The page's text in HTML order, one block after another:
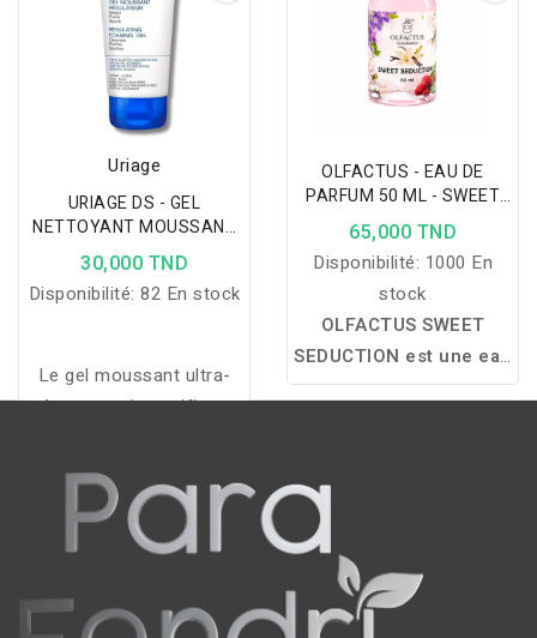
Uriage
URIAGE DS - GEL
NETTOYANT MOUSSANT
REGULATEUR 150ML
30,000 TND
Disponibilité: 82 En stock
Le gel moussant ultra-
doux nettoie, purifie et
respectant son équilibre
naturel grâce à la
technologie brevetée
TLR2-Regul.
OLFACTUS - EAU DE
PARFUM 50 ML - SWEET
SEDUCTION
65,000 TND
Disponibilité: 1000 En
stock
OLFACTUS SWEET
SEDUCTION est une eau
de parfum féminine aux
un sillage doux, élégant
et irrésistiblement